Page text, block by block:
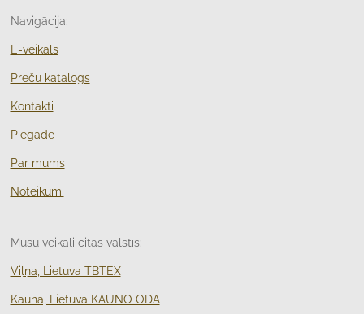
Navigācija:
E-veikals
Preču katalogs
Kontakti
Piegade
Par mums
Noteikumi
Mūsu veikali citās valstīs:
Viļņa, Lietuva TBTEX
Kauna, Lietuva KAUNO ODA